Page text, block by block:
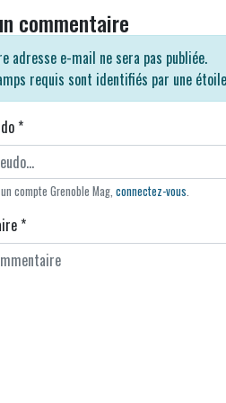
commentaire
adresse e-mail ne sera pas publiée.
requis sont identifiés par une
*
compte Grenoble Mag, connectez-vous
*